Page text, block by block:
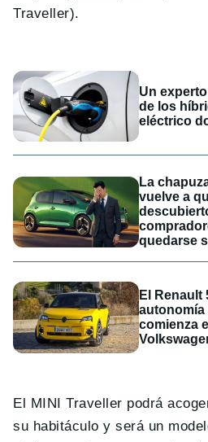
Traveller).
Un
de los
eléctrico
La
vuelve a
quedarse
El Renault
comienza
El MINI Traveller podrá
su habitáculo y será un